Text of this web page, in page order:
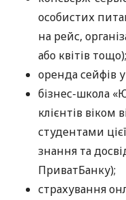
особистих
на рейс,
або квітів тощо);
оренда сейфів
бізнес-школа
клієнтів віком
студентами
знання та
ПриватБанку);
страхування